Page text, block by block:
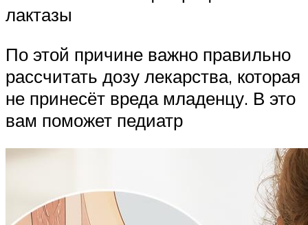
лактазы
По этой причине важно правильно
рассчитать дозу лекарства, которая
не принесёт вреда младенцу. В это
вам поможет педиатр